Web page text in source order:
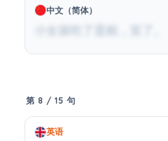
中文（简体）
第 8 / 15 句
英语